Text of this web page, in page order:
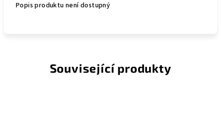
Popis produktu není dostupný
Související produkty